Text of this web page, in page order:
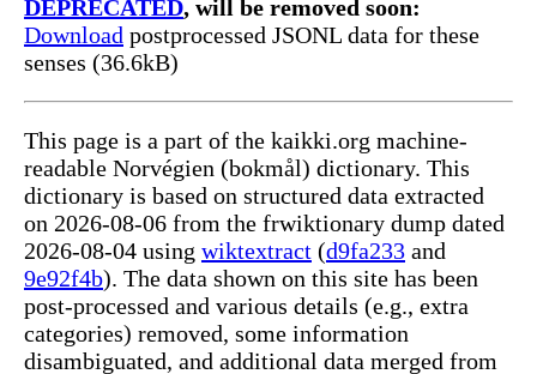
DEPRECATED, will be removed soon:
Download postprocessed JSONL data for these
senses (36.6kB)
This page is a part of the kaikki.org machine-
readable Norvégien (bokmål) dictionary. This
dictionary is based on structured data extracted
on 2026-08-06 from the frwiktionary dump dated
2026-08-04 using wiktextract (d9fa233 and
9e92f4b). The data shown on this site has been
post-processed and various details (e.g., extra
categories) removed, some information
disambiguated, and additional data merged from